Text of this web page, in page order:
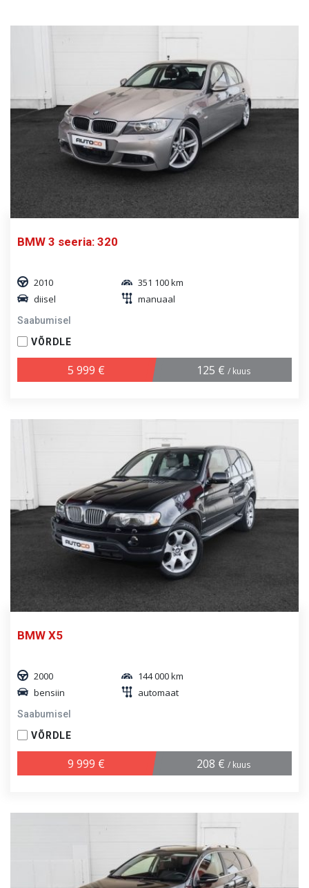
BMW 3 seeria: 320
2010
351 100 km
diisel
manuaal
Saabumisel
VÕRDLE
5 999 € 125 € / kuus
BMW X5
2000
144 000 km
bensiin
automaat
Saabumisel
VÕRDLE
9 999 € 208 € / kuus